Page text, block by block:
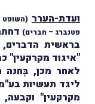
ועדת-הערר (השופט
פטנברג – חברים)
בראשית
"איגוד מקרקעין"
לאחר מכן, בָּחנה
ליגד תעשיות
מקרקעין"